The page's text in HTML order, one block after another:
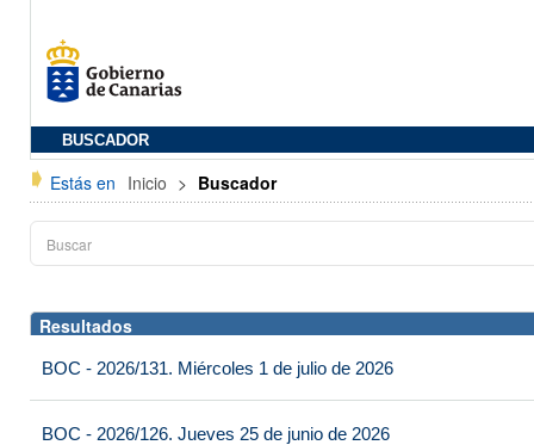
BUSCADOR
Estás en Inicio > Buscador
Resultados
BOC - 2026/131. Miércoles 1 de julio de 2026
BOC - 2026/126. Jueves 25 de junio de 2026